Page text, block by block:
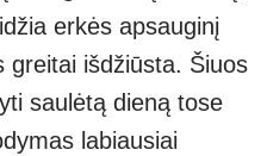
erkės apsauginį
greitai išdžiūsta. Šiuos
saulėtą dieną tose
labiausiai